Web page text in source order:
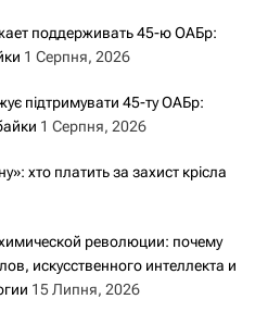
поддерживать 45-ю ОАБр:
1 Серпня, 2026
підтримувати 45-ту ОАБр:
1 Серпня, 2026
хто платить за захист крісла
революции: почему
искусственного интеллекта и
15 Липня, 2026